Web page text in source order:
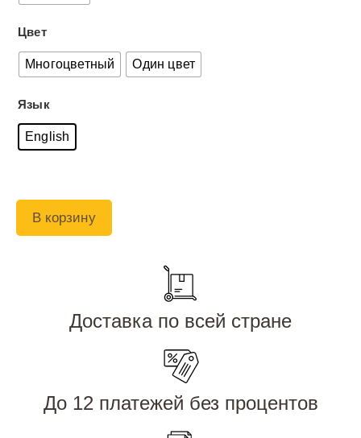
Цвет
Многоцветный Один цвет
Язык
English
В корзину
Доставка по всей стране
До 12 платежей без процентов